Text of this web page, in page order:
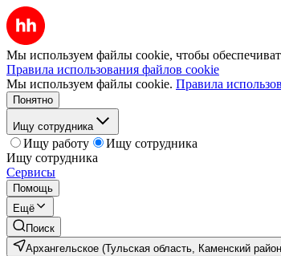
Мы используем файлы cookie, чтобы
Правила использования файлов cookie
Мы используем файлы cookie. Правила
Понятно
Ищу сотрудника
Ищу работу
Ищу сотрудника
Ищу сотрудника
Сервисы
Помощь
Ещё
Поиск
Архангельское (Тульская область, Каменский